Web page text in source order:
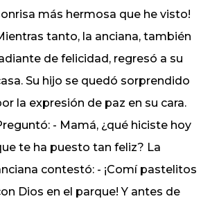
más hermosa que he visto!
tanto, la anciana, también
de felicidad, regresó a su
Su hijo se quedó sorprendido
la expresión de paz en su cara.
- Mamá, ¿qué hiciste hoy
te ha puesto tan feliz? La
contestó: - ¡Comí pastelitos
Dios en el parque! Y antes de